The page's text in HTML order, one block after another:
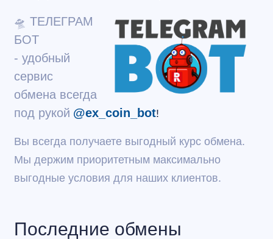
🛸 ТЕЛЕГРАМ
БОТ
- удобный
сервис
обмена всегда
под рукой @ex_coin_bot!
Вы всегда получаете выгодный курс обмена.
Мы держим приоритетным максимально
выгодные условия для наших клиентов.
Последние обмены